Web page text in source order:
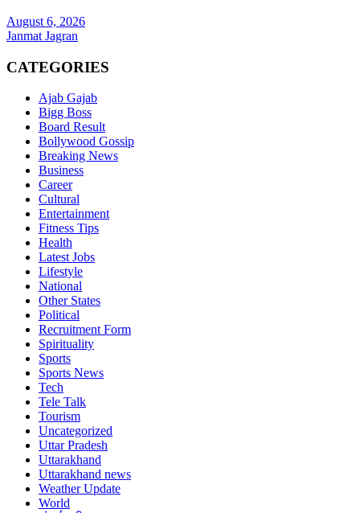
August 6, 2026
Janmat Jagran
CATEGORIES
Ajab Gajab
Bigg Boss
Board Result
Bollywood Gossip
Breaking News
Business
Career
Cultural
Entertainment
Fitness Tips
Health
Latest Jobs
Lifestyle
National
Other States
Political
Recruitment Form
Spirituality
Sports
Sports News
Tech
Tele Talk
Tourism
Uncategorized
Uttar Pradesh
Uttarakhand
Uttarakhand news
Weather Update
World